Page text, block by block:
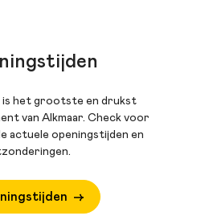
is het grootste en drukst
van Alkmaar. Check voor
actuele openingstijden en